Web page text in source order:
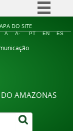
DO SITE
A A- PT EN ES
DO AMAZONAS